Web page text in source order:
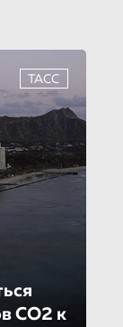
ТАСС
СО2 к